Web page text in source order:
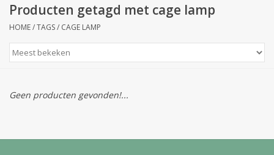
Producten getagd met cage lamp
HOME/TAGS/ CAGE LAMP
Geen producten gevonden!...